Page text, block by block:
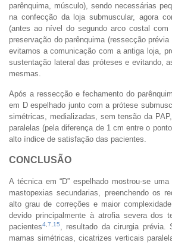
parênquima, músculo), sendo necessárias
na confecção da loja submuscular, agora
(antes ao nível do segundo arco costal com
preservação do parênquima (ressecção
evitamos a comunicação com a antiga loja,
sustentação lateral das próteses e evitando,
mesmas.
Após a ressecção e fechamento do
em D espelhado junto com a prótese
simétricas, medializadas, sem tensão da
paralelas (pela diferença de 1 cm entre o
alto índice de satisfação das pacientes.
CONCLUSÃO
A técnica em “D” espelhado mostrou-se
mastopexias secundarias, preenchendo os
alto grau de correções e maior
devido principalmente à atrofia severa dos
pacientes4 7 15
, resultado da cirurgia prévia.
mamas simétricas, cicatrizes verticais